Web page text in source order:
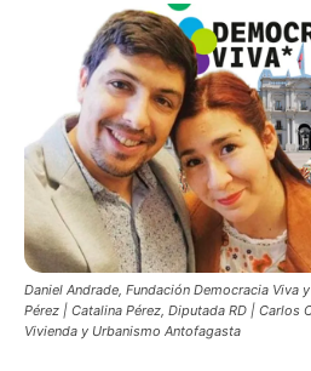
Daniel Andrade, Fundación Democracia Viva
Pérez | Catalina Pérez, Diputada RD | Carlos
Vivienda y Urbanismo Antofagasta